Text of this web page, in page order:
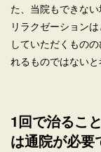
た、当院もできない
リラクゼーション
していただくもの
れるものではないと
1回で治るこ
は通院が必要